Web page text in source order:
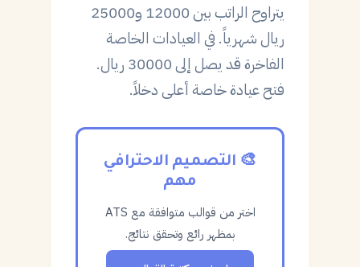
يتراوح الراتب بين 12000 و25000
ريال شهرياً. في العيادات الخاصة
الفاخرة قد يصل إلى 30000 ريال.
فتح عيادة خاصة أعلى دخلاً.
🎨 التصميم الاحترافي
مهم
اختر من قوالب متوافقة مع ATS
بمظهر رائع وتحقق نتائج.